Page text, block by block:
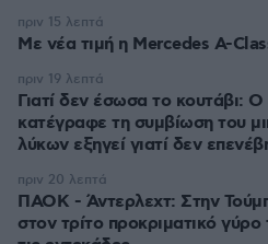
Με νέα τιμή η Mercedes A-
πριν 15 λεπτά
Γιατί δεν έσωσα το κουτάβι:
κατέγραφε τη συμβίωση του
λύκων εξηγεί γιατί δεν
πριν 19 λεπτά
ΠΑΟΚ - Άντερλεχτ: Στην
στον τρίτο προκριματικό
πριν 20 λεπτά